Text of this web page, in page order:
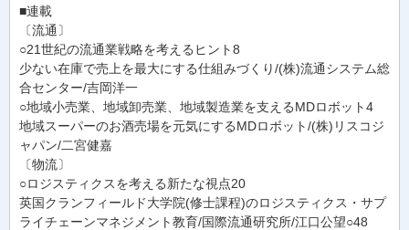
■連載
〔流通〕
○21世紀の流通業戦略を考えるヒント8
少ない在庫で売上を最大にする仕組みづくり/(株)流通システム総
合センター/吉岡洋一
○地域小売業、地域卸売業、地域製造業を支えるMDロボット4
地域スーパーのお酒売場を元気にするMDロボット/(株)リスコジ
ャパン/二宮健嘉
〔物流〕
○ロジスティクスを考える新たな視点20
英国クランフィールド大学院(修士課程)のロジスティクス・サプ
ライチェーンマネジメント教育/国際流通研究所/江口公望○48